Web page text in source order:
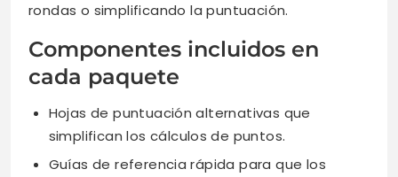
rondas o simplificando la puntuación.
Componentes incluidos en
cada paquete
Hojas de puntuación alternativas que
simplifican los cálculos de puntos.
Guías de referencia rápida para que los